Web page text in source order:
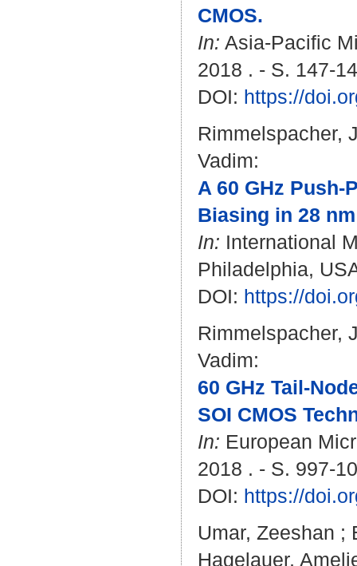
CMOS.
In: Asia-Pacific
2018 . - S. 147-
DOI: https://
Rimmelspacher,
Vadim:
A 60 GHz
Biasing in 28
In: International
Philadelphia,
DOI: https://
Rimmelspacher,
Vadim:
60 GHz Tail-
SOI CMOS
In: European
2018 . - S. 997-
DOI: https://
Umar, Zeeshan ;
Hagelauer,